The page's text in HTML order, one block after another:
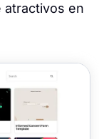
atractivos en